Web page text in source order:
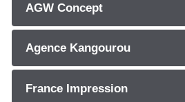
AGW Concept
Agence Kangourou
France Impression